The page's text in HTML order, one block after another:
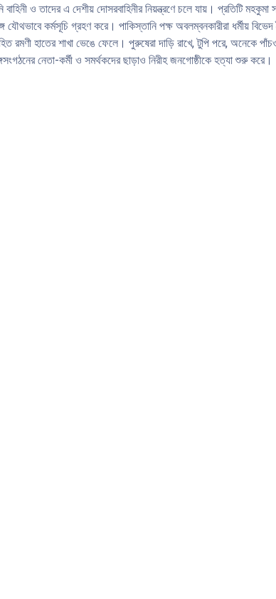
বাহিনী ও তাদের এ দেশীয় দোসরবাহিনীর নিয়ন্ত্রণে চলে যায়। প্রতিটি
যৌথভাবে কর্মসূচি গ্রহণ করে। পাকিস্তানি পক্ষ অবলম্বনকারীরা ধর্মীয়
রমণী হাতের শাখা ভেঙে ফেলে। পুরুষেরা দাড়ি রাখে, টুপি পরে,
নেতা-কর্মী ও সমর্থকদের ছাড়াও নিরীহ জনগােষ্ঠীকে হত্যা শুরু করে।